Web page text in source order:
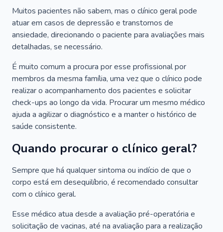
Muitos pacientes não sabem, mas o clínico geral pode
atuar em casos de depressão e transtornos de
ansiedade, direcionando o paciente para avaliações mais
detalhadas, se necessário.
É muito comum a procura por esse profissional por
membros da mesma família, uma vez que o clínico pode
realizar o acompanhamento dos pacientes e solicitar
check-ups ao longo da vida. Procurar um mesmo médico
ajuda a agilizar o diagnóstico e a manter o histórico de
saúde consistente.
Quando procurar o clínico geral?
Sempre que há qualquer sintoma ou indício de que o
corpo está em desequilíbrio, é recomendado consultar
com o clínico geral.
Esse médico atua desde a avaliação pré-operatória e
solicitação de vacinas, até na avaliação para a realização